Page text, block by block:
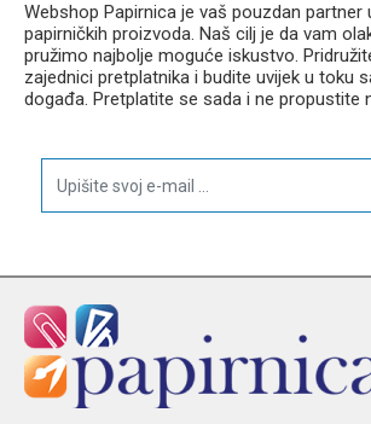
Webshop Papirnica je vaš pouzdan partner
papirničkih proizvoda. Naš cilj je da vam
pružimo najbolje moguće iskustvo.
zajednici pretplatnika i budite uvijek u toku
događa. Pretplatite se sada i ne propustite